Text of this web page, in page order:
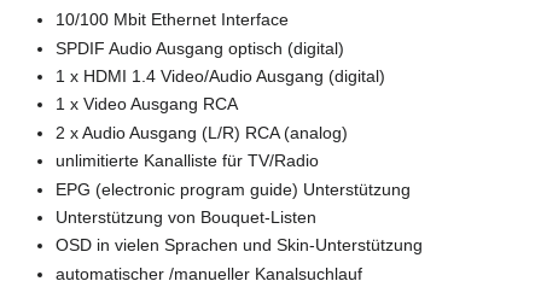
10/100 Mbit Ethernet Interface
SPDIF Audio Ausgang optisch (digital)
1 x HDMI 1.4 Video/Audio Ausgang (digital)
1 x Video Ausgang RCA
2 x Audio Ausgang (L/R) RCA (analog)
unlimitierte Kanalliste für TV/Radio
EPG (electronic program guide) Unterstützung
Unterstützung von Bouquet-Listen
OSD in vielen Sprachen und Skin-Unterstützung
automatischer /manueller Kanalsuchlauf